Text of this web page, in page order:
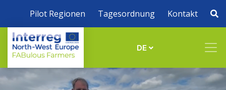
Pilot Regionen Tagesordnung Kontakt
DE